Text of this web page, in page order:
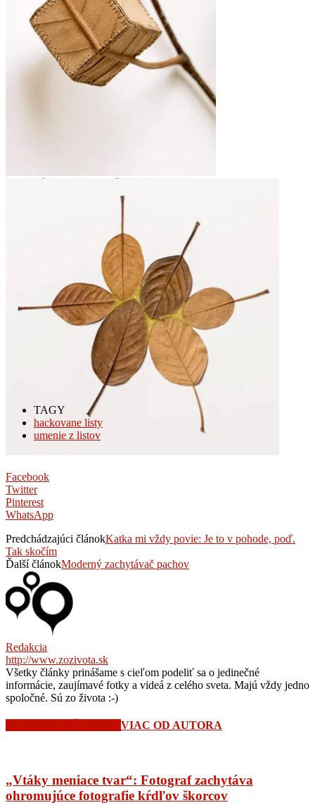
TAGY
hackovane listy
umenie z listov
Facebook
Twitter
Pinterest
WhatsApp
Predchádzajúci článokKatka mi vždy povie: Je to v pohode, poď.
Tak skočím
Ďalší článokModerný zachytávač pachov
Redakcia
http://www.zozivota.sk
Všetky články prinášame s cieľom podeliť sa o jedinečné
informácie, zaujímavé fotky a videá z celého sveta. Majú vždy jedno
spoločné. Sú zo života :-)
VIAC OD AUTORA
„Vtáky meniace tvar“: Fotograf zachytáva
ohromujúce fotografie kŕdľov škorcov